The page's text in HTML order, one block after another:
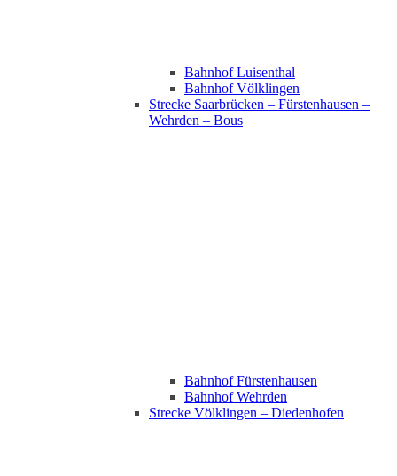
Bahnhof Luisenthal
Bahnhof Völklingen
Strecke Saarbrücken – Fürstenhausen –
Wehrden – Bous
Bahnhof Fürstenhausen
Bahnhof Wehrden
Strecke Völklingen – Diedenhofen